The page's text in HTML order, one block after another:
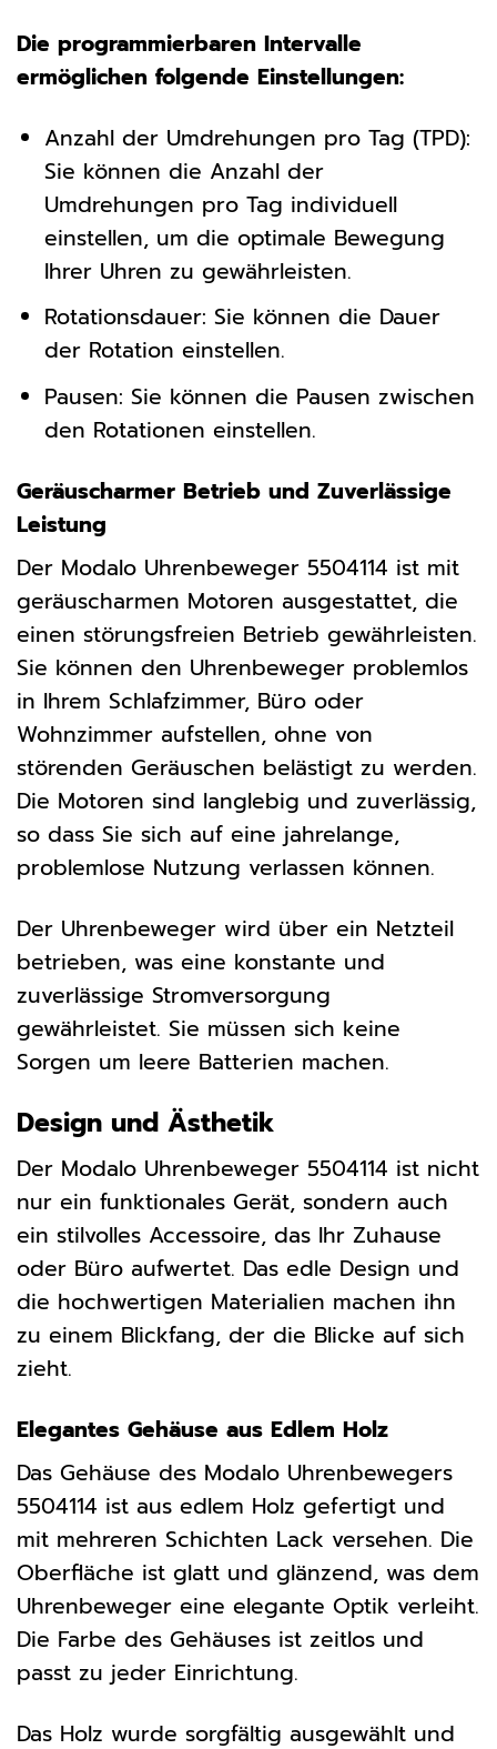
Die programmierbaren Intervalle
ermöglichen folgende Einstellungen:
Anzahl der Umdrehungen pro Tag (TPD):
Sie können die Anzahl der
Umdrehungen pro Tag individuell
einstellen, um die optimale Bewegung
Ihrer Uhren zu gewährleisten.
Rotationsdauer: Sie können die Dauer
der Rotation einstellen.
Pausen: Sie können die Pausen zwischen
den Rotationen einstellen.
Geräuscharmer Betrieb und Zuverlässige
Leistung
Der Modalo Uhrenbeweger 5504114 ist mit
geräuscharmen Motoren ausgestattet, die
einen störungsfreien Betrieb gewährleisten.
Sie können den Uhrenbeweger problemlos
in Ihrem Schlafzimmer, Büro oder
Wohnzimmer aufstellen, ohne von
störenden Geräuschen belästigt zu werden.
Die Motoren sind langlebig und zuverlässig,
so dass Sie sich auf eine jahrelange,
problemlose Nutzung verlassen können.
Der Uhrenbeweger wird über ein Netzteil
betrieben, was eine konstante und
zuverlässige Stromversorgung
gewährleistet. Sie müssen sich keine
Sorgen um leere Batterien machen.
Design und Ästhetik
Der Modalo Uhrenbeweger 5504114 ist nicht
nur ein funktionales Gerät, sondern auch
ein stilvolles Accessoire, das Ihr Zuhause
oder Büro aufwertet. Das edle Design und
die hochwertigen Materialien machen ihn
zu einem Blickfang, der die Blicke auf sich
zieht.
Elegantes Gehäuse aus Edlem Holz
Das Gehäuse des Modalo Uhrenbewegers
5504114 ist aus edlem Holz gefertigt und
mit mehreren Schichten Lack versehen. Die
Oberfläche ist glatt und glänzend, was dem
Uhrenbeweger eine elegante Optik verleiht.
Die Farbe des Gehäuses ist zeitlos und
passt zu jeder Einrichtung.
Das Holz wurde sorgfältig ausgewählt und